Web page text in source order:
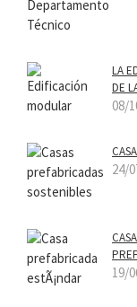
LA
DE
08/
24/
19/